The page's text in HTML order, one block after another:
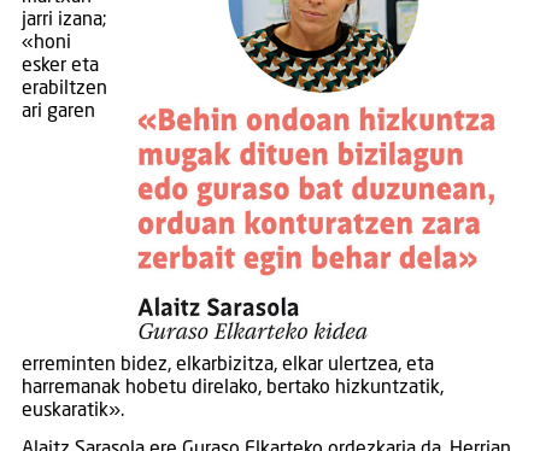
jarri izana;
«honi
esker eta
erabiltzen
ari garen
erreminten bidez, elkarbizitza, elkar ulertzea, eta
harremanak hobetu direlako, bertako hizkuntzatik,
euskaratik».